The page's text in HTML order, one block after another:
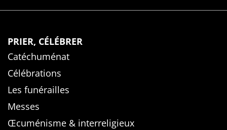
PRIER, CÉLÉBRER
Catéchuménat
Célébrations
Les funérailles
Messes
Œcuménisme & interreligieux